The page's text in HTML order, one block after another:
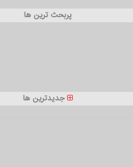
پربحث ترین ها
جدیدترین ها